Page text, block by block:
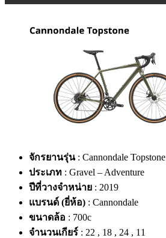
จักรยานรุ่น: Cannondale Topstone
ประเภท : Gravel – Adventure
ปีที่วางจำหน่าย : 2019
แบรนด์ (ยี่ห้อ) : Cannondale
ขนาดล้อ : 700c
จำนวนเกียร์ : 22 , 18 , 24 , 11